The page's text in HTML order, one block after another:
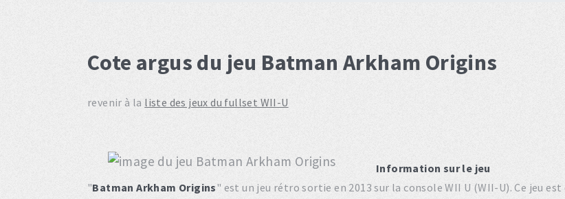
Cote argus du jeu Batman Arkham Origins
revenir à la liste des jeux du fullset WII-U
Information sur le jeu
"Batman Arkham Origins" est un jeu rétro sortie en 2013 sur la console WII U (WII-U). Ce jeu